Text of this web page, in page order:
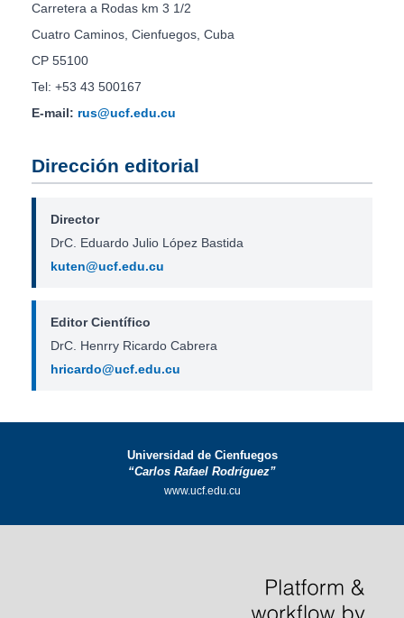
Carretera a Rodas km 3 1/2
Cuatro Caminos, Cienfuegos, Cuba
CP 55100
Tel: +53 43 500167
E-mail: rus@ucf.edu.cu
Dirección editorial
Director
DrC. Eduardo Julio López Bastida
kuten@ucf.edu.cu
Editor Científico
DrC. Henrry Ricardo Cabrera
hricardo@ucf.edu.cu
Universidad de Cienfuegos
“Carlos Rafael Rodríguez”
www.ucf.edu.cu